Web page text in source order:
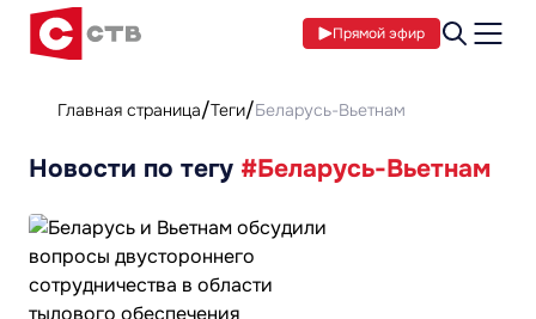
Прямой эфир
Главная страница Теги Беларусь-Вьетнам
Новости по тегу #Беларусь-Вьетнам